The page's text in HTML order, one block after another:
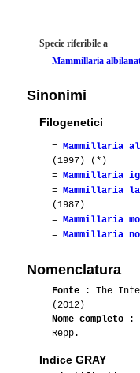
Specie riferibile a
Mammillaria
Sinonimi
Filogenetici
= Mammillaria
(1997) (*)
= Mammillaria
= Mammillaria
(1987)
= Mammillaria
= Mammillaria
Nomenclatura
Fonte : The
(2012)
Nome completo :
Repp.
Indice GRAY